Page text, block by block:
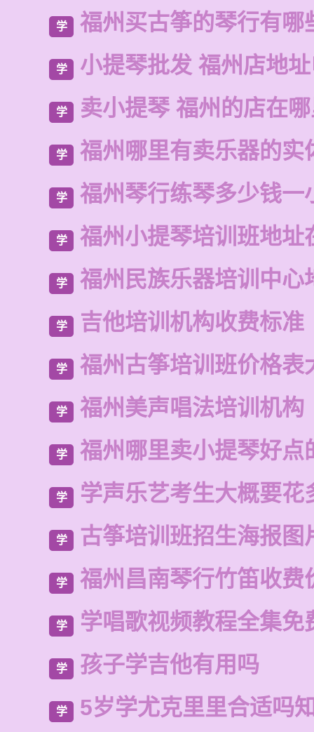
学 福州买古筝的琴行有哪
学 小提琴批发 福州店地
学 卖小提琴 福州的店在
学 福州哪里有卖乐器的实
学 福州琴行练琴多少钱一
学 福州小提琴培训班地址
学 福州民族乐器培训中心
学 吉他培训机构收费标准
学 福州古筝培训班价格表
学 福州美声唱法培训机构
学 福州哪里卖小提琴好点
学 学声乐艺考生大概要花
学 古筝培训班招生海报图
学 福州昌南琴行竹笛收费
学 学唱歌视频教程全集免
学 孩子学吉他有用吗
学 5岁学尤克里里合适吗